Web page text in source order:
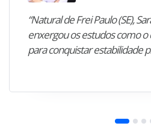
“Natural de Frei Paulo (SE),
enxergou os estudos como
para conquistar estabilidade